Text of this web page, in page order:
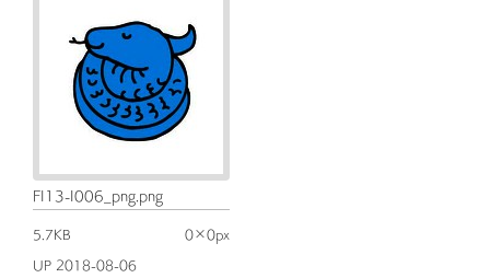
FI13-I006_png.png
5.7KB
0×0px
UP 2018-08-06